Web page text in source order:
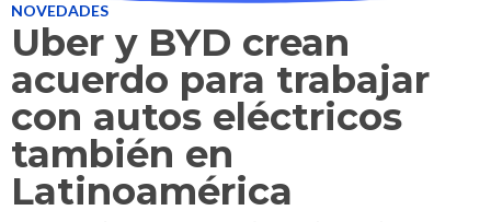
NOVEDADES
Uber y BYD crean
acuerdo para trabajar
con autos eléctricos
también en
Latinoamérica